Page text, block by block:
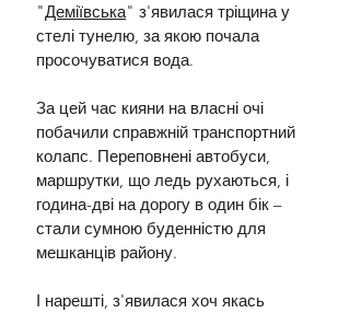
"Деміївська" з'явилася тріщина у
стелі тунелю, за якою почала
просочуватися вода.
За цей час кияни на власні очі
побачили справжній транспортний
колапс. Переповнені автобуси,
маршрутки, що ледь рухаються, і
година-дві на дорогу в один бік –
стали сумною буденністю для
мешканців району.
І нарешті, з'явилася хоч якась